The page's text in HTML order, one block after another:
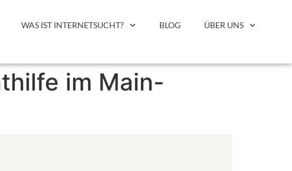
WAS IST INTERNETSUCHT? BLOG ÜBER UNS
im Main-